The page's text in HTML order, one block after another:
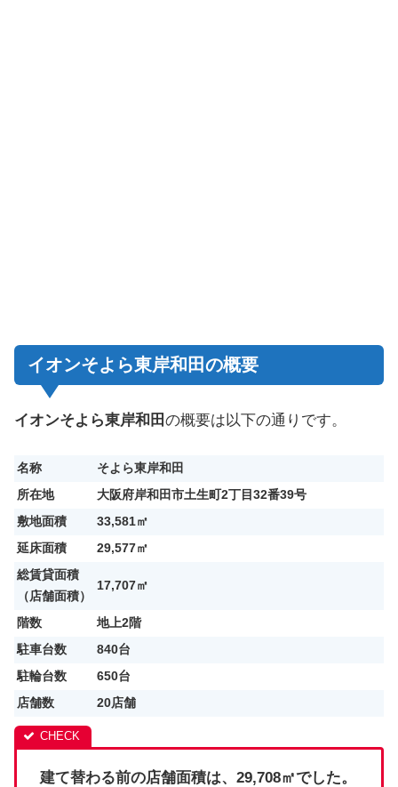
イオンそよら東岸和田の概要
イオンそよら東岸和田 の概要は以下の通りです。
名称
そよら東岸和田
所在地
大阪府岸和田市土生町2丁目32番39号
敷地面積
33,581㎡
延床面積
29,577㎡
総賃貸面積
（店舗面積）
17,707㎡
階数
地上2階
駐車台数
840台
駐輪台数
650台
店舗数
20店舗
建て替わる前の店舗面積は、29,708㎡でした。